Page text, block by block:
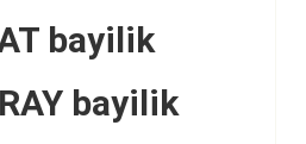
bayilik
bayilik